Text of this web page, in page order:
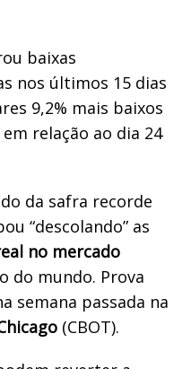
baixas
nos últimos 15 dias
9,2% mais baixos
relação ao dia 24
da safra recorde
“descolando” as
no mercado
do mundo. Prova
semana passada na
(CBOT).